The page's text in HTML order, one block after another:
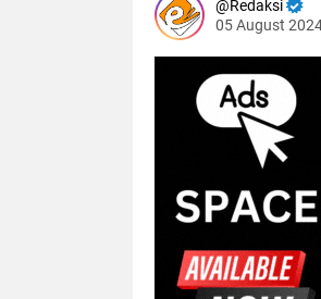
Redaksi
05 August